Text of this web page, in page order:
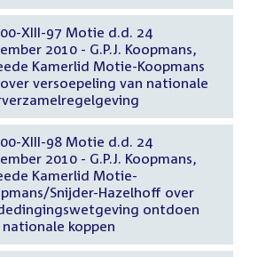
XIII-97 Motie d.d. 24
2010 - G.P.J. Koopmans,
Kamerlid Motie-Koopmans
over versoepeling van nationale
XIII-98 Motie d.d. 24
2010 - G.P.J. Koopmans,
Kamerlid Motie-
Snijder-Hazelhoff over
ontdoen
nationale koppen